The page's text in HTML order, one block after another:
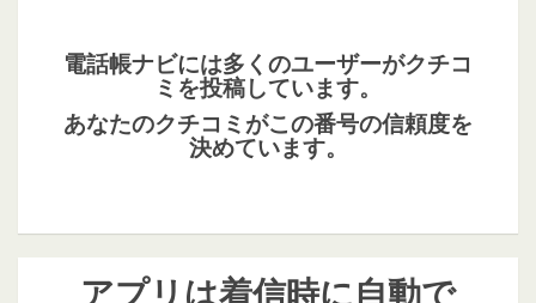
電話帳ナビには多くのユーザーがクチコ
ミを投稿しています。
あなたのクチコミがこの番号の信頼度を
決めています。
アプリは着信時に自動で